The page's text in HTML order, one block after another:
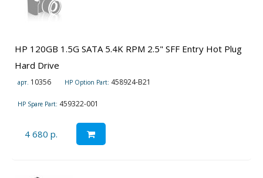
HP 120GB 1.5G SATA 5.4K RPM 2.5" SFF Entry Hot Plug
Hard Drive
арт. 10356 HP Option Part: 458924-B21
HP Spare Part: 459322-001
4 680 р.